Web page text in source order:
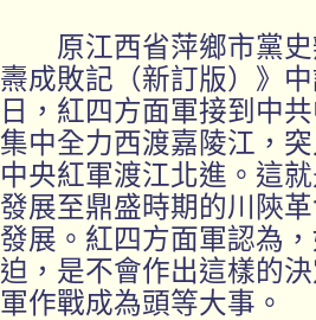
原江西省萍鄉市黨史
燾成敗記（新訂版）》
日，紅四方面軍接到中
集中全力西渡嘉陵江，
中央紅軍渡江北進。這
發展至鼎盛時期的川陝
發展。紅四方面軍認為
迫，是不會作出這樣的
軍作戰成為頭等大事。